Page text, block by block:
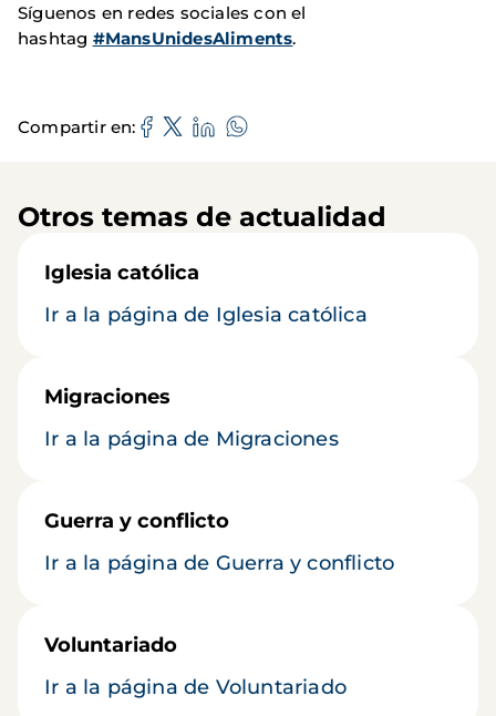
Síguenos en redes sociales con el
hashtag #MansUnidesAliments.
Compartir en
Otros temas de actualidad
Iglesia católica
Ir a la página de Iglesia católica
Migraciones
Ir a la página de Migraciones
Guerra y conflicto
Ir a la página de Guerra y conflicto
Voluntariado
Ir a la página de Voluntariado